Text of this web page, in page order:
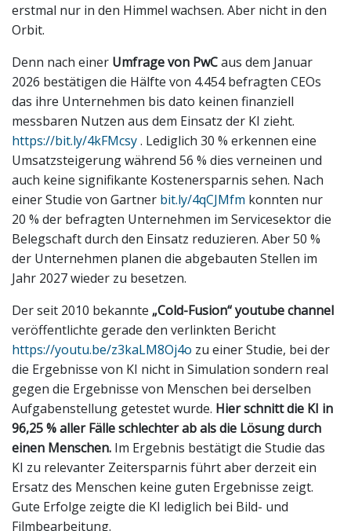
erstmal nur in den Himmel wachsen. Aber nicht in den
Orbit.
Denn nach einer Umfrage von PwCaus dem Januar
2026 bestätigen die Hälfte von 4.454 befragten CEOs
das ihre Unternehmen bis dato keinen finanziell
messbaren Nutzen aus dem Einsatz der KI zieht.
https://bit.ly/4kFMcsy. Lediglich 30 % erkennen eine
Umsatzsteigerung während 56 % dies verneinen und
auch keine signifikante Kostenersparnis sehen. Nach
einer Studie von Gartner bit.ly/4qCJMfm konnten nur
20 % der befragten Unternehmen im Servicesektor die
Belegschaft durch den Einsatz reduzieren. Aber 50 %
der Unternehmen planen die abgebauten Stellen im
Jahr 2027 wieder zu besetzen.
Der seit 2010 bekannte „Cold-Fusion“ youtube channel
veröffentlichte gerade den verlinkten Bericht
https://youtu.be/z3kaLM8Oj4o zu einer Studie, bei der
die Ergebnisse von KI nicht in Simulation sondern real
gegen die Ergebnisse von Menschen bei derselben
Aufgabenstellung getestet wurde. Hier schnitt die KI in
96,25 % aller Fälle schlechter ab als die Lösung durch
einen Menschen. Im Ergebnis bestätigt die Studie das
KI zu relevanter Zeitersparnis führt aber derzeit ein
Ersatz des Menschen keine guten Ergebnisse zeigt.
Gute Erfolge zeigte die KI lediglich bei Bild- und
Filmbearbeitung.